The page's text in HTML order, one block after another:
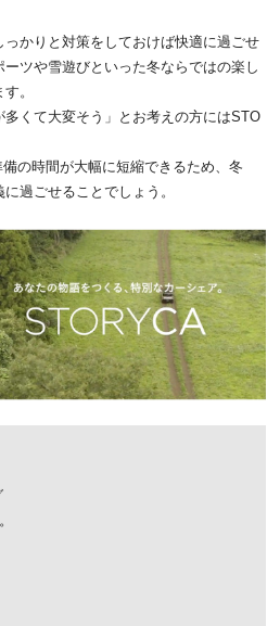
かりと対策をしておけば快適に過ごせ
ツや雪遊びといった冬ならではの楽し
。
多くて大変そう」とお考えの方にはSTO
の時間が大幅に短縮できるため、冬
過ごせることでしょう。